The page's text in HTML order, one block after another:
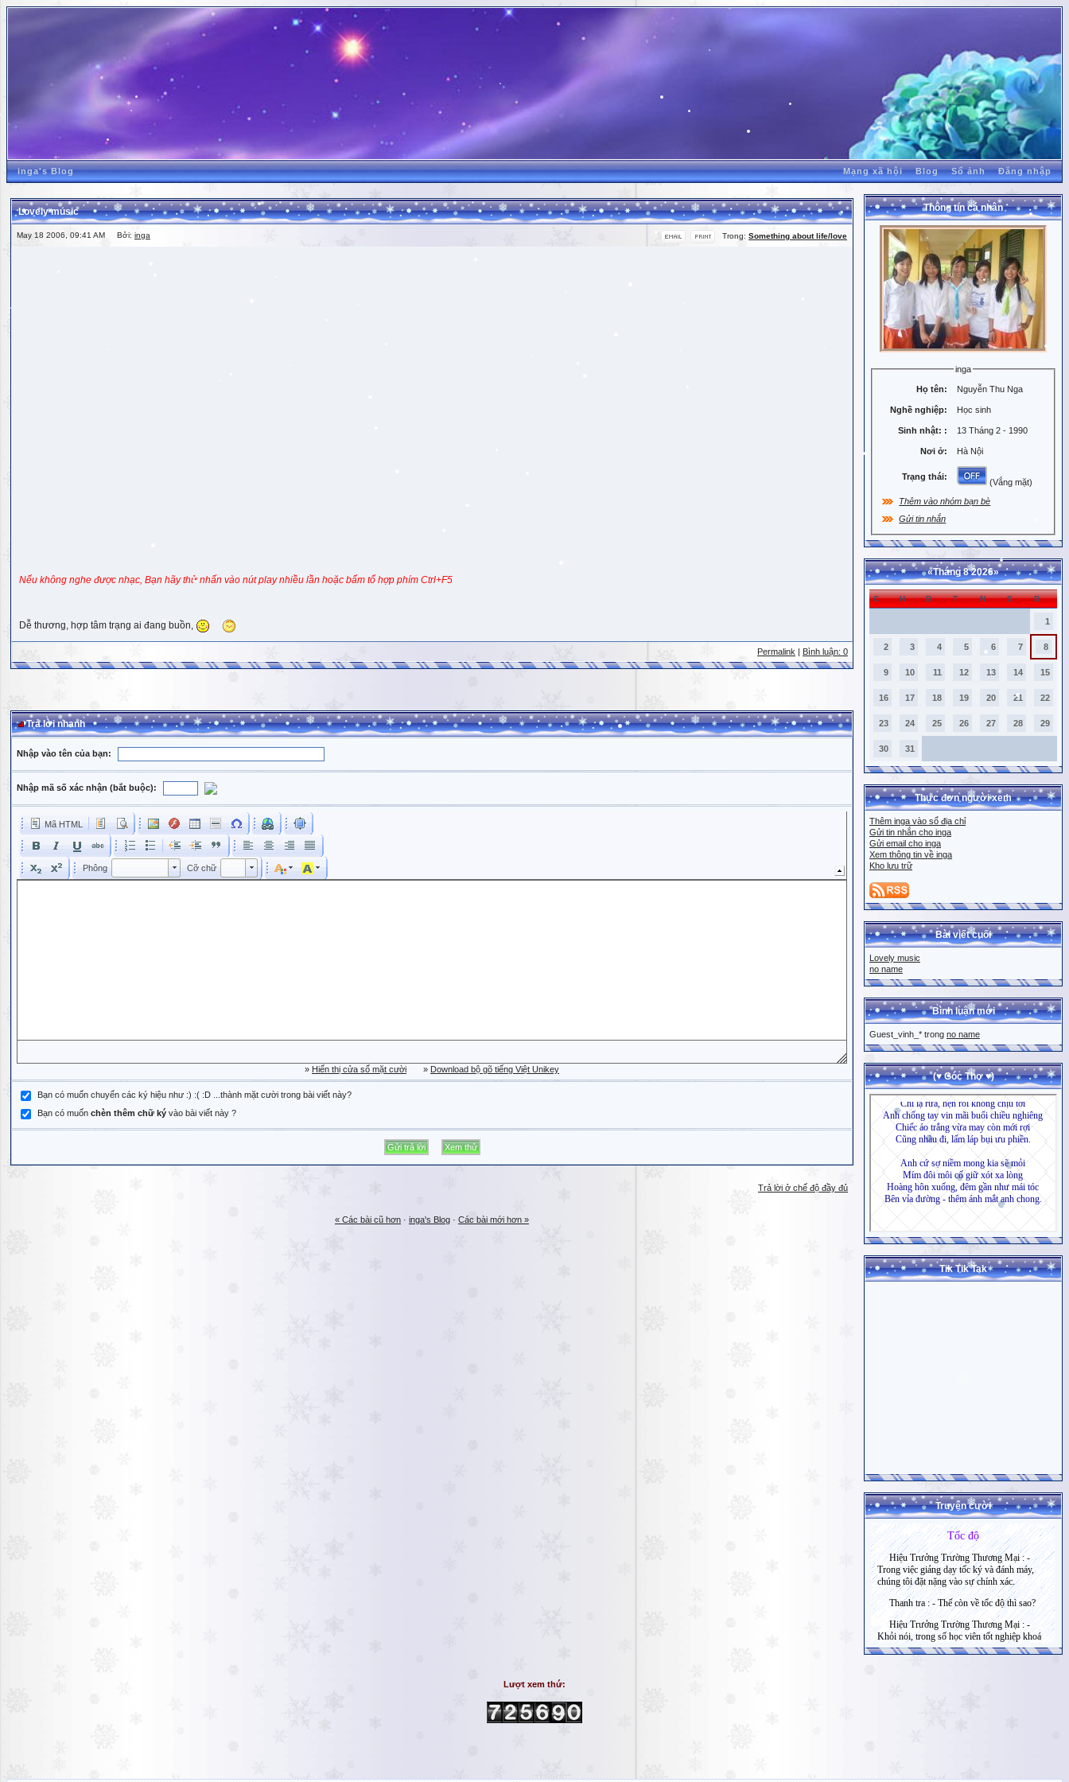
inga's Blog Mạng xã hội Blog Sổ ảnh Đăng nhập
Lovely music
Trong: Something about life/love
May 18 2006, 09:41 AM Bởi: inga
Nếu không nghe được nhạc, Bạn hãy thử nhấn vào nút play nhiều lần hoặc bấm tổ hợp phím Ctrl+F5
Dễ thương, hợp tâm trạng ai đang buồn,
Permalink Bình luận: 0
Trả lời nhanh
Nhập vào tên của bạn:
Nhập mã số xác nhận (bắt buộc):
Mã HTML
Phông Cỡ chữ Kích cỡ phông
» Hiển thị cửa sổ mặt cười » Download bộ gõ tiếng Việt Unikey
Bạn có muốn chuyển các ký hiệu như :) :( :D ...thành mặt cười trong bài viết này?
Bạn có muốn chèn thêm chữ ký vào bài viết này ?
Trả lời ở chế độ đầy đủ
« Các bài cũ hơn · inga's Blog · Các bài mới hơn »
Thông tin cá nhân
inga
Họ tên: Nguyễn Thu Nga
Nghề nghiệp: Học sinh
Sinh nhật: : 13 Tháng 2 - 1990
Nơi ở: Hà Nội
Trạng thái:
(Vắng mặt)
Thêm vào nhóm bạn bè
Gửi tin nhắn
«Tháng 8 2026»
C H B T N S B
1
2 3 4 5 6 7 8
9 10 11 12 13 14 15
16 17 18 19 20 21 22
23 24 25 26 27 28 29
30 31
Thực đơn người xem
Thêm inga vào sổ địa chỉ
Gửi tin nhắn cho inga
Gửi email cho inga
Xem thông tin về inga
Kho lưu trữ
Bài viết cuối
Lovely music
no name
Bình luận mới
Guest_vinh_* trong no name
(♥ Góc Thơ ♥)
Tik Tik Tak
Truyện cười
Lượt xem thứ: